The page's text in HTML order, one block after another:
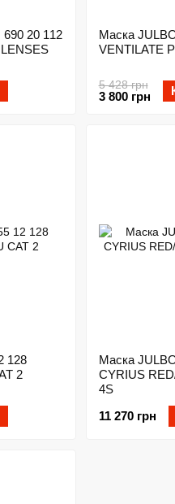
20 112
Маска
VENTILATE
5 428 грн
3 800 грн
128
2
Маска
CYRIUS
4S
11 270 грн